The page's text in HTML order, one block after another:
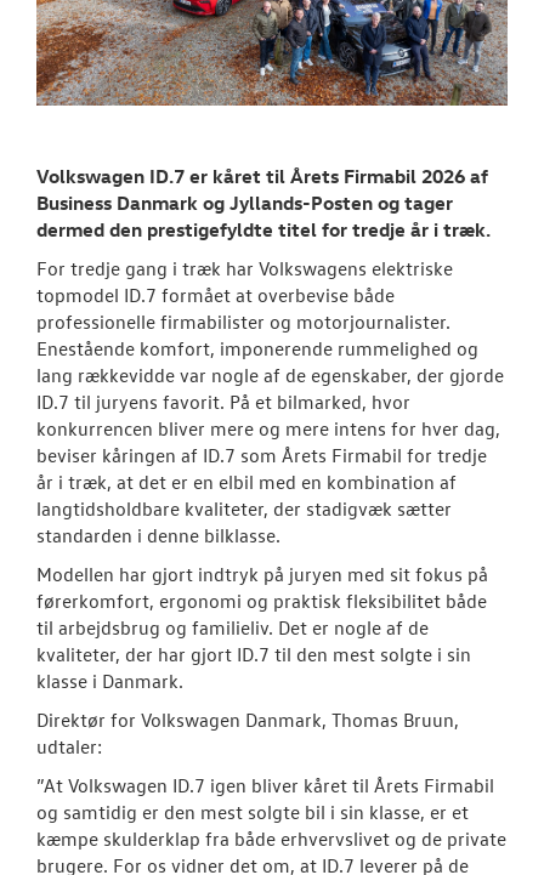
SKADECENTER
TILBEHØR
NYHEDER
Semler
Tilmeld dig
Danmarks
Aktuelt
OM OS
Volkswagen ID.7 er kåret til Årets Firmabil 2026 af
Business Danmark og Jyllands-Posten og tager
dermed den prestigefyldte titel for tredje år i træk.
For tredje gang i træk har Volkswagens elektriske
topmodel ID.7 formået at overbevise både
professionelle firmabilister og motorjournalister.
Enestående komfort, imponerende rummelighed og
lang rækkevidde var nogle af de egenskaber, der gjorde
ID.7 til juryens favorit. På et bilmarked, hvor
konkurrencen bliver mere og mere intens for hver dag,
beviser kåringen af ID.7 som Årets Firmabil for tredje
år i træk, at det er en elbil med en kombination af
langtidsholdbare kvaliteter, der stadigvæk sætter
standarden i denne bilklasse.
Modellen har gjort indtryk på juryen med sit fokus på
førerkomfort, ergonomi og praktisk fleksibilitet både
til arbejdsbrug og familieliv. Det er nogle af de
kvaliteter, der har gjort ID.7 til den mest solgte i sin
klasse i Danmark.
Direktør for Volkswagen Danmark, Thomas Bruun,
udtaler:
”At Volkswagen ID.7 igen bliver kåret til Årets Firmabil
og samtidig er den mest solgte bil i sin klasse, er et
kæmpe skulderklap fra både erhvervslivet og de private
brugere. For os vidner det om, at ID.7 leverer på de